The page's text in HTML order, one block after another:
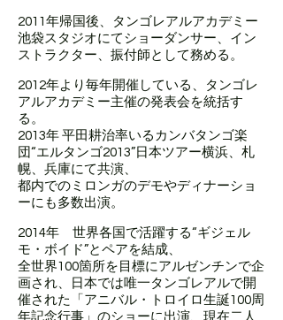
2011年帰国後、タンゴレアルアカデミー
池袋スタジオにてショーダンサー、イン
ストラクター、振付師として務める。
2012年より毎年開催している、タンゴレ
アルアカデミー主催の発表会を統括す
る。
2013年 平田耕治率いるカンバタンゴ楽
団“エルタンゴ2013”日本ツアー横浜、札
幌、兵庫にて共演、
都内でのミロンガのデモやディナーショ
ーにも多数出演。
2014年 世界各国で活躍する“ギジェル
モ・ボイド”とペアを結成、
全世界100箇所を目標にアルゼンチンで企
画され、日本では唯一タンゴレアルで開
催された「アニバル・トロイロ生誕100周
年記念行事」のショーに出演、現在二人